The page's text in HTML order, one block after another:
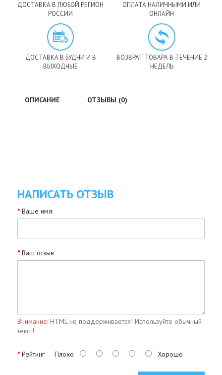
ДОСТАВКА В ЛЮБОЙ РЕГИОН
РОССИИ
ОПЛАТА НАЛИЧНЫМИ ИЛИ
ОНЛАЙН
ДОСТАВКА В БУДНИ И В
ВЫХОДНЫЕ
ВОЗВРАТ ТОВАРА В ТЕЧЕНИЕ 2
НЕДЕЛЬ
ОПИСАНИЕ ОТЗЫВЫ (0)
НАПИСАТЬ ОТЗЫВ
Ваше имя:
Ваш отзыв
Внимание: HTML не поддерживается! Используйте обычный
текст!
Рейтинг Плохо Хорошо